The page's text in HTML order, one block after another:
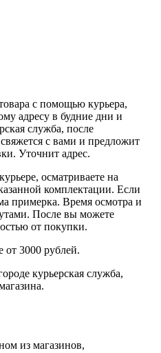
с помощью курьера,
адресу в будние дни и
служба, после
с вами и предложит
Уточнит адрес.
осматриваете на
комплектации. Если
примерка. Время осмотра и
После вы можете
от покупки.
от 3000 рублей.
курьерская служба,
из магазинов,